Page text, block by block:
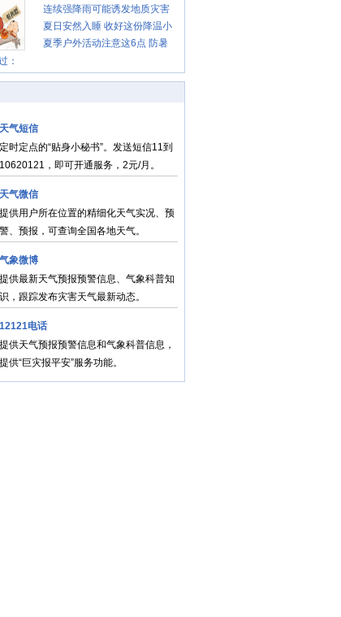
：
示请收好
连续强降雨可能诱发地质灾害
这些前兆要知道
夏日安然入睡 收好这份降温小
贴士
夏季户外活动注意这6点 防暑
天气短信
定时定点的“贴身小秘书”。发送短信11到
10620121，即可开通服务，2元/月。
天气微信
提供用户所在位置的精细化天气实况、预
警、预报，可查询全国各地天气。
气象微博
提供最新天气预报预警信息、气象科普知
识，跟踪发布灾害天气最新动态。
12121电话
提供天气预报预警信息和气象科普信息，
提供“巨灾报平安”服务功能。